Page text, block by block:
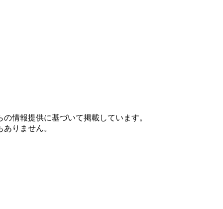
情報提供に基づいて掲載しています。
りません。